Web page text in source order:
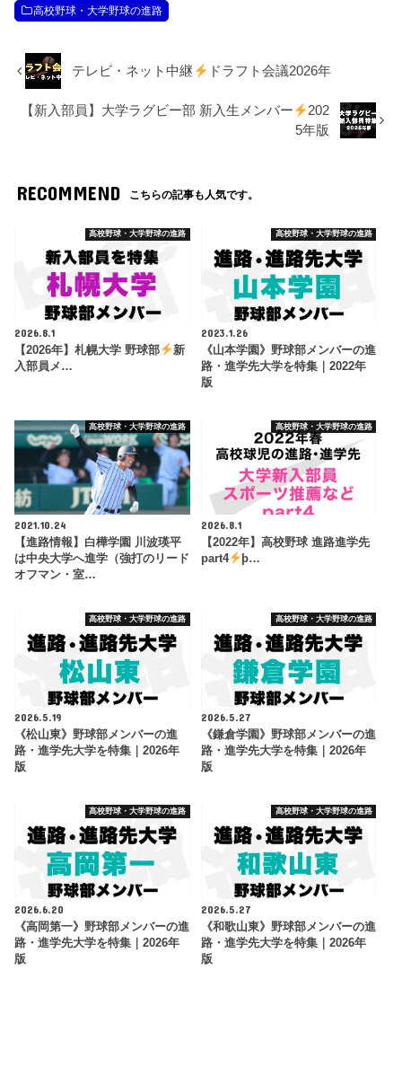
高校野球・大学野球の進路
テレビ・ネット中継 ドラフト会議2026年
【新入部員】大学ラグビー部 新入生メンバー
202
5年版
RECOMMEND こちらの記事も人気です。
高校野球・大学野球の進路
2026.8.1
【2026年】札幌大学 野球部
新
入部員メ…
高校野球・大学野球の進路
2023.1.26
《山本学園》野球部メンバーの進
路・進学先大学を特集｜2022年
版
高校野球・大学野球の進路
2021.10.24
【進路情報】白樺学園 川波瑛平
は中央大学へ進学（強打のリード
オフマン・室…
高校野球・大学野球の進路
2026.8.1
【2022年】高校野球 進路進学先
part4
þ…
高校野球・大学野球の進路
2026.5.19
《松山東》野球部メンバーの進
路・進学先大学を特集｜2026年
版
高校野球・大学野球の進路
2026.5.27
《鎌倉学園》野球部メンバーの進
路・進学先大学を特集｜2026年
版
高校野球・大学野球の進路
2026.6.20
《高岡第一》野球部メンバーの進
路・進学先大学を特集｜2026年
版
高校野球・大学野球の進路
2026.5.27
《和歌山東》野球部メンバーの進
路・進学先大学を特集｜2026年
版